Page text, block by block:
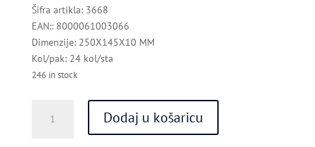
Šifra artikla: 3668
EAN:: 8000061003066
Dimenzije: 250X145X10 MM
Kol/pak: 24 kol/sta
246 in stock
Dodaj u košaricu